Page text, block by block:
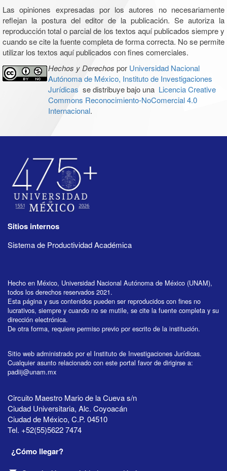
Las opiniones expresadas por los autores no necesariamente
reflejan la postura del editor de la publicación. Se autoriza la
reproducción total o parcial de los textos aquí publicados siempre y
cuando se cite la fuente completa de forma correcta. No se permite
utilizar los textos aquí publicados con fines comerciales.
Hechos y Derechos por Universidad Nacional
Autónoma de México, Instituto de Investigaciones
Jurídicas se distribuye bajo una Licencia Creative
Commons Reconocimiento-NoComercial 4.0
Internacional.
Sitios internos
Sistema de Productividad Académica
Hecho en México, Universidad Nacional Autónoma de México (UNAM),
todos los derechos reservados 2021.
Esta página y sus contenidos pueden ser reproducidos con fines no
lucrativos, siempre y cuando no se mutile, se cite la fuente completa y su
dirección electrónica.
De otra forma, requiere permiso previo por escrito de la institución.
Sitio web administrado por el Instituto de Investigaciones Jurídicas.
Cualquier asunto relacionado con este portal favor de dirigirse a:
padiij@unam.mx
Circuito Maestro Mario de la Cueva s/n
Ciudad Universitaria, Alc. Coyoacán
Ciudad de México, C.P. 04510
Tel. +52(55)5622 7474
¿Cómo llegar?